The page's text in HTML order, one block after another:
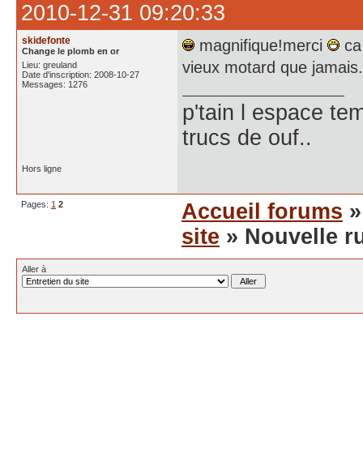
2010-12-31 09:20:33
skidefonte
Change le plomb en or
Lieu: greuland
Date d'inscription: 2008-10-27
Messages: 1276
magnifique!merci
vieux motard que
p'tain l espace
trucs de ouf..
Hors ligne
Pages: 1 2 Accueil forums
site » Nouvelle
Aller à